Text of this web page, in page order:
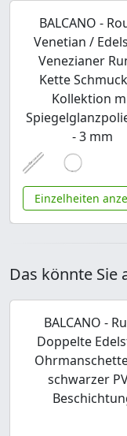
BALCANO -
Venetian /
Venezianer
Kette
Kollektion
- 3 mm
Einzelheiten
Das könnte Sie
BALCANO -
Doppelte
schwarzer